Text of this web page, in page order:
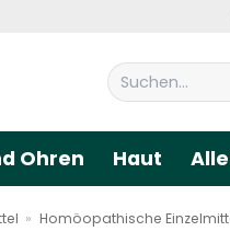
Suchen
nach:
Ohren Haut
» Homöopathische